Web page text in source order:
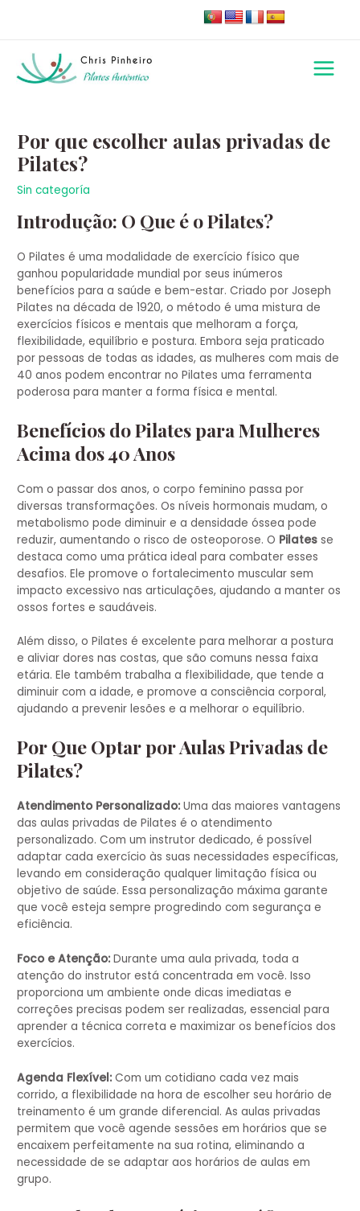
Por que escolher aulas privadas de
Pilates?
Sin categoría
Introdução: O Que é o Pilates?
O Pilates é uma modalidade de exercício físico que
ganhou popularidade mundial por seus inúmeros
benefícios para a saúde e bem-estar. Criado por Joseph
Pilates na década de 1920, o método é uma mistura de
exercícios físicos e mentais que melhoram a força,
flexibilidade, equilíbrio e postura. Embora seja praticado
por pessoas de todas as idades, as mulheres com mais de
40 anos podem encontrar no Pilates uma ferramenta
poderosa para manter a forma física e mental.
Benefícios do Pilates para Mulheres
Acima dos 40 Anos
Com o passar dos anos, o corpo feminino passa por
diversas transformações. Os níveis hormonais mudam, o
metabolismo pode diminuir e a densidade óssea pode
reduzir, aumentando o risco de osteoporose. O Pilates se
destaca como uma prática ideal para combater esses
desafios. Ele promove o fortalecimento muscular sem
impacto excessivo nas articulações, ajudando a manter os
ossos fortes e saudáveis.
Além disso, o Pilates é excelente para melhorar a postura
e aliviar dores nas costas, que são comuns nessa faixa
etária. Ele também trabalha a flexibilidade, que tende a
diminuir com a idade, e promove a consciência corporal,
ajudando a prevenir lesões e a melhorar o equilíbrio.
Por Que Optar por Aulas Privadas de
Pilates?
Atendimento Personalizado: Uma das maiores vantagens
das aulas privadas de Pilates é o atendimento
personalizado. Com um instrutor dedicado, é possível
adaptar cada exercício às suas necessidades específicas,
levando em consideração qualquer limitação física ou
objetivo de saúde. Essa personalização máxima garante
que você esteja sempre progredindo com segurança e
eficiência.
Foco e Atenção: Durante uma aula privada, toda a
atenção do instrutor está concentrada em você. Isso
proporciona um ambiente onde dicas imediatas e
correções precisas podem ser realizadas, essencial para
aprender a técnica correta e maximizar os benefícios dos
exercícios.
Agenda Flexível: Com um cotidiano cada vez mais
corrido, a flexibilidade na hora de escolher seu horário de
treinamento é um grande diferencial. As aulas privadas
permitem que você agende sessões em horários que se
encaixem perfeitamente na sua rotina, eliminando a
necessidade de se adaptar aos horários de aulas em
grupo.
artigos